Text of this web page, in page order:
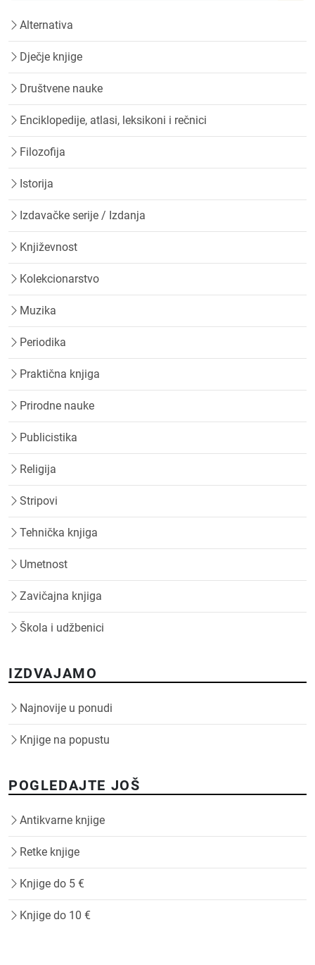
Alternativa
Dječje knjige
Društvene nauke
Enciklopedije, atlasi, leksikoni i rečnici
Filozofija
Istorija
Izdavačke serije / Izdanja
Književnost
Kolekcionarstvo
Muzika
Periodika
Praktična knjiga
Prirodne nauke
Publicistika
Religija
Stripovi
Tehnička knjiga
Umetnost
Zavičajna knjiga
Škola i udžbenici
IZDVAJAMO
Najnovije u ponudi
Knjige na popustu
POGLEDAJTE JOŠ
Antikvarne knjige
Retke knjige
Knjige do 5 €
Knjige do 10 €